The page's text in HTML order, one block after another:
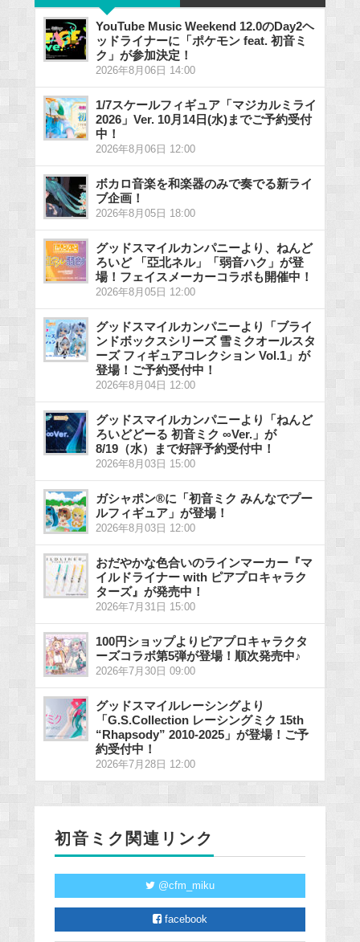
YouTube Music Weekend 12.0のDay2ヘ
ッドライナーに「ポケモン feat. 初音ミ
ク」が参加決定！
2026年8月06日 14:00
1/7スケールフィギュア「マジカルミライ
2026」Ver. 10月14日(水)までご予約受付
中！
2026年8月06日 12:00
ボカロ音楽を和楽器のみで奏でる新ライ
ブ企画！
2026年8月05日 18:00
グッドスマイルカンパニーより、ねんど
ろいど 「亞北ネル」「弱音ハク」が登
場！フェイスメーカーコラボも開催中！
2026年8月05日 12:00
グッドスマイルカンパニーより「ブライ
ンドボックスシリーズ 雪ミクオールスタ
ーズ フィギュアコレクション Vol.1」が
登場！ご予約受付中！
2026年8月04日 12:00
グッドスマイルカンパニーより「ねんど
ろいどどーる 初音ミク ∞Ver.」が
8/19（水）まで好評予約受付中！
2026年8月03日 15:00
ガシャポン®に「初音ミク みんなでプー
ルフィギュア」が登場！
2026年8月03日 12:00
おだやかな色合いのラインマーカー『マ
イルドライナー with ピアプロキャラク
ターズ』が発売中！
2026年7月31日 15:00
100円ショップよりピアプロキャラクタ
ーズコラボ第5弾が登場！順次発売中♪
2026年7月30日 09:00
グッドスマイルレーシングより
「G.S.Collection レーシングミク 15th
“Rhapsody” 2010-2025」が登場！ご予
約受付中！
2026年7月28日 12:00
初音ミク関連リンク
@cfm_miku
facebook